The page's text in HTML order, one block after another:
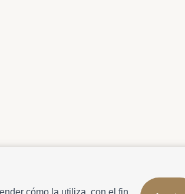
cómo la utiliza, con el fin